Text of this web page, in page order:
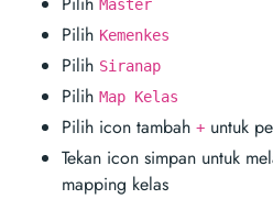
Master
Pilih Kemenkes
Pilih Siranap
Pilih Map Kelas
Pilih icon tambah + untuk
Tekan icon simpan untuk
mapping kelas